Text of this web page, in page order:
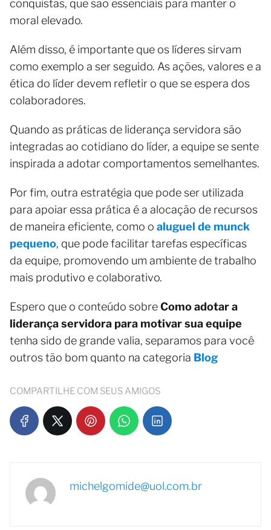
conquistas, que são essenciais para manter o
moral elevado.
Além disso, é importante que os líderes sirvam
como exemplo a ser seguido. As ações, valores e a
ética do líder devem refletir o que se espera dos
colaboradores.
Quando as práticas de liderança servidora são
integradas ao cotidiano do líder, a equipe se sente
inspirada a adotar comportamentos semelhantes.
Por fim, outra estratégia que pode ser utilizada
para apoiar essa prática é a alocação de recursos
de maneira eficiente, como o aluguel de munck
pequeno, que pode facilitar tarefas específicas
da equipe, promovendo um ambiente de trabalho
mais produtivo e colaborativo.
Espero que o conteúdo sobreComo adotar a
liderança servidora para motivar sua equipe
tenha sido de grande valia, separamos para você
outros tão bom quanto na categoria Blog
COMPARTILHE COM SEUS AMIGOS
michelgomide@uol.com.br